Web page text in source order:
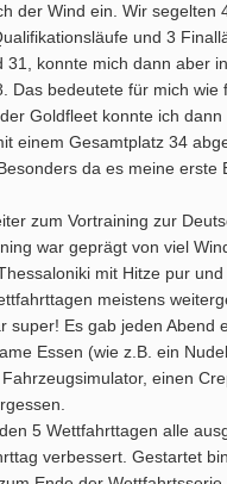
der Wind ein. Wir segelten
und 3
konnte mich dann aber
Das bedeutete für mich wie
Goldfleet konnte ich dann
einem Gesamtplatz 34
da es meine erste
zum Vortraining zur
war geprägt von viel
mit Hitze pur
meistens
super! Es gab jeden Abend
Essen (wie z.B. ein
einen
5 Wettfahrttagen alle
verbessert. Gestartet